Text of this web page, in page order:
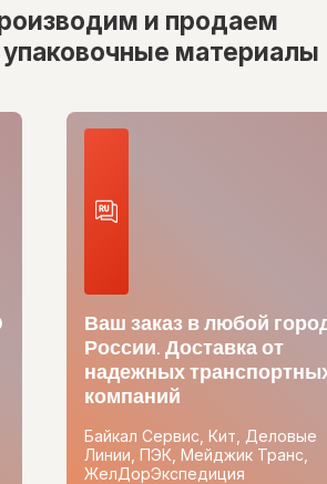
и продаем
материалы
Ваш заказ в любой
России. Доставка от
надежных
компаний
Байкал Сервис, Кит, Деловые
Линии, ПЭК, Мейджик Транс,
ЖелДорЭкспедиция